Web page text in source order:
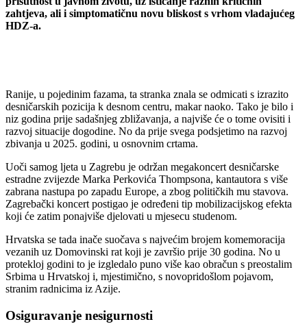
zahtjeva, ali i simptomatičnu novu bliskost s vrhom vladajućeg
HDZ-a.
Ranije, u pojedinim fazama, ta stranka znala se odmicati s izrazito
desničarskih pozicija k desnom centru, makar naoko. Tako je bilo i
niz godina prije sadašnjeg zbližavanja, a najviše će o tome ovisiti i
razvoj situacije dogodine. No da prije svega podsjetimo na razvoj
zbivanja u 2025. godini, u osnovnim crtama.
Uoči samog ljeta u Zagrebu je održan megakoncert desničarske
estradne zvijezde Marka Perkovića Thompsona, kantautora s više
zabrana nastupa po zapadu Europe, a zbog političkih mu stavova.
Zagrebački koncert postigao je određeni tip mobilizacijskog efekta
koji će zatim ponajviše djelovati u mjesecu studenom.
Hrvatska se tada inače suočava s najvećim brojem komemoracija
vezanih uz Domovinski rat koji je završio prije 30 godina. No u
protekloj godini to je izgledalo puno više kao obračun s preostalim
Srbima u Hrvatskoj i, mjestimično, s novopridošlom pojavom,
stranim radnicima iz Azije.
Osiguravanje nesigurnosti